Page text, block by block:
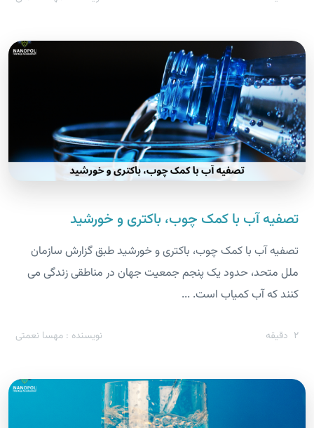
تصفیه آب با کمک چوب، باکتری و خورشید
تصفیه آب با کمک چوب، باکتری و خورشید طبق گزارش سازمان
ملل متحد، حدود یک پنجم جمعیت جهان در مناطقی زندگی می
کنند که آب کمیاب است. ...
2 دقیقه نویسنده : مهسا نعمتی